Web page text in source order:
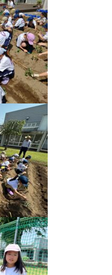
アクセス
EN
資料請求
視察申し込み